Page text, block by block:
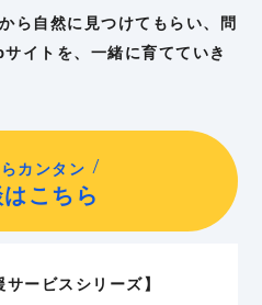
ら自然に見つけてもらい、問
イトを、一緒に育てていき
カンタン
こちら
ービスシリーズ】